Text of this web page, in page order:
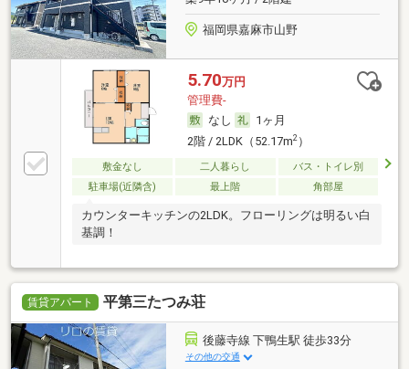
福岡県嘉麻市山野
5.70万円
管理費-
なし
1ヶ月
2階 / 2LDK（52.17m2）
敷金なし 二人暮らし
バス・トイレ別
駐車場(近隣含)
最上階 角部屋
カウンターキッチンの2LDK。フローリングは明るい白
基調！
賃貸アパート 平第三たつみ荘
後藤寺線 下鴨生駅 徒歩33分
その他の交通